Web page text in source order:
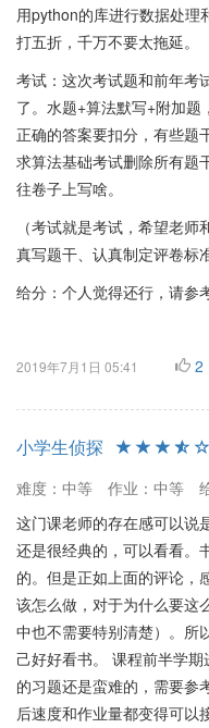
用python的库进行数据处理
打五折，千万不要太拖延。
考试：这次考试题和前年考
了。水题+算法默写+附加
正确的答案要扣分，有些题
求算法基础考试删除所有题
往卷子上写啥。
（考试就是考试，希望老
真写题干、认真制定评卷标
给分：个人觉得还行，请参
2019年7月1日 05:41 2
小学生侦探
难度：中等
作业：中等
这门课老师的存在感可以
还是很经典的，可以看看。
的。但是正如上面的评论，
该怎么做，对于为什么要这
中也不需要特别清楚）。所
己好好看书。 课程前半学
的习题还是蛮难的，需要
后速度和作业量都变得可以